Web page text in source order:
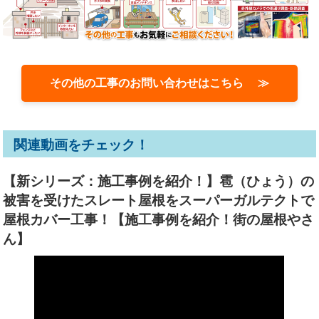
その他の工事のお問い合わせはこちら ≫
関連動画をチェック！
【新シリーズ：施工事例を紹介！】雹（ひょう）の
被害を受けたスレート屋根をスーパーガルテクトで
屋根カバー工事！【施工事例を紹介！街の屋根やさ
ん】